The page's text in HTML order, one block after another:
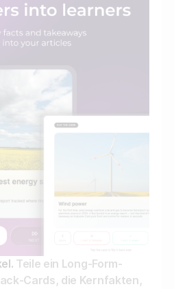
Teile ein Long-Form-
Cards, die Kernfakten,